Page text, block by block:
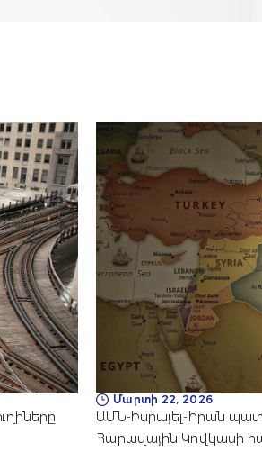
Մարտի 22, 2026
ԱՄՆ-Իսրայել-Իրան
Հարավային Կովկասի